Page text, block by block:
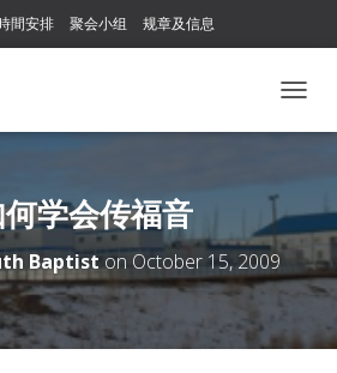
間安排 聚会小组 规章及信息
O
E
N
G
学会传福音
Baptiston October 15, 2009